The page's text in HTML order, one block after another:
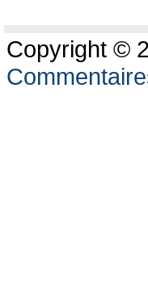
Copyright ©